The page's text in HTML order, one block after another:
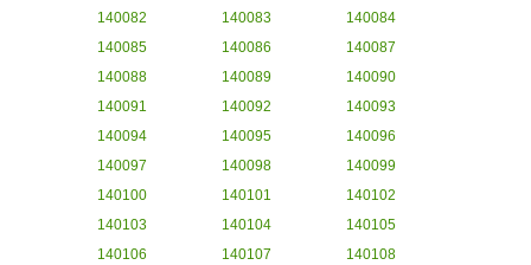
140082
140083
140084
140085
140086
140087
140088
140089
140090
140091
140092
140093
140094
140095
140096
140097
140098
140099
140100
140101
140102
140103
140104
140105
140106
140107
140108